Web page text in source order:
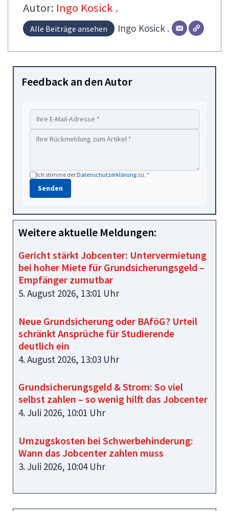
Autor: Ingo Kosick .
Alle Beiträge ansehen Ingo Kosick .
Feedback an den Autor
Ich stimme derDatenschutzerklärung zu. *
Senden
Weitere aktuelle Meldungen:
Gericht stärkt Jobcenter: Untervermietung
bei hoher Miete für Grundsicherungsgeld –
Empfänger zumutbar
5. August 2026, 13:01 Uhr
Neue Grundsicherung oder BAföG? Urteil
schränkt Ansprüche für Studierende
deutlich ein
4. August 2026, 13:03 Uhr
Grundsicherungsgeld & Strom: So viel
selbst zahlen – so wenig hilft das Jobcenter
4. Juli 2026, 10:01 Uhr
Umzugskosten bei Schwerbehinderung:
Wann das Jobcenter zahlen muss
3. Juli 2026, 10:04 Uhr